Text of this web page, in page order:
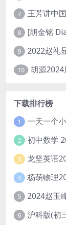
7 王芳讲中
8
9
10
下载排行榜
1
2
3 龙坚英语
4
5
6